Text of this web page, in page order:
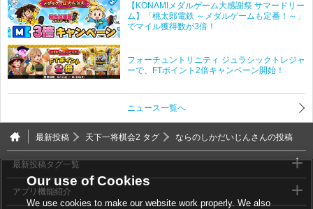
【KONAMIメダルゲーム大感謝祭 サマードリー
ム】「桃太郎電鉄 ～メダルゲームも定番！～」
でマイル獲得数が3倍！
フォーチュントリニティ ジュラシックトレジャ
ーで、FTポイント2倍キャンペーン開始！
ニュース一覧へ
最新投稿 天下一将棋会2 タグ ならのしかだいじんさんの投稿
最新投稿タグ一覧
アプリ機能紹介
Our use of Cookies
We use cookies to make our website work properly. We also